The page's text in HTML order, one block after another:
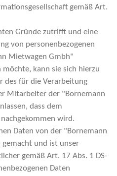
gemäß Art.
Gründe zutrifft und eine
von personenbezogenen
Mietwagen Gmbh"
möchte, kann sie sich hierzu
des für die Verarbeitung
Mitarbeiter der "Bornemann
dass dem
wird.
Daten von der "Bornemann
und ist unser
gemäß Art. 17 Abs. 1 DS-
Daten